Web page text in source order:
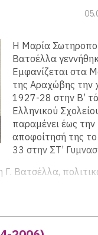
Η Μαρία
Βατσέλλα
Εμφανίζεται στα
της Αραχώβης την
1927-28 στην Β’
Ελληνικού
παραμένει έως την
αποφοίτησή της
33 στην ΣΤ’
Βατσέλλα,
Αγώνων
των